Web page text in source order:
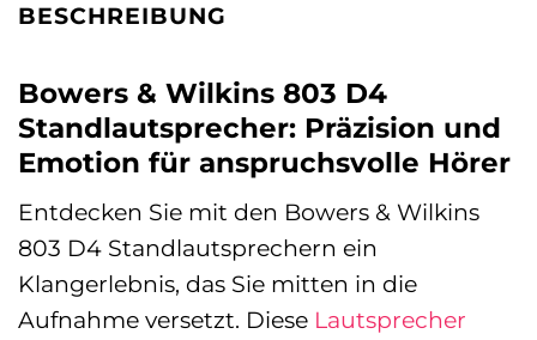
BESCHREIBUNG
Bowers & Wilkins 803 D4
Standlautsprecher: Präzision und
Emotion für anspruchsvolle Hörer
Entdecken Sie mit den Bowers & Wilkins
803 D4 Standlautsprechern ein
Klangerlebnis, das Sie mitten in die
Aufnahme versetzt. Diese Lautsprecher